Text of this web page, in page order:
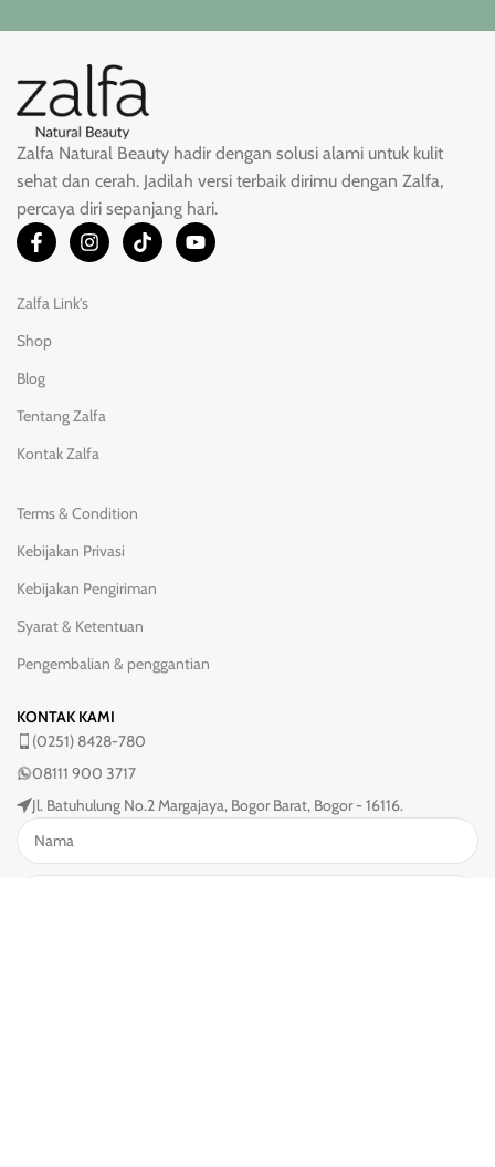
Zalfa Natural Beauty hadir dengan solusi alami untuk kulit
sehat dan cerah. Jadilah versi terbaik dirimu dengan Zalfa,
percaya diri sepanjang hari.
Zalfa Link's
Shop
Blog
Tentang Zalfa
Kontak Zalfa
Terms & Condition
Kebijakan Privasi
Kebijakan Pengiriman
Syarat & Ketentuan
Pengembalian & penggantian
KONTAK KAMI
(0251) 8428-780
08111 900 3717
Jl. Batuhulung No.2 Margajaya, Bogor Barat, Bogor - 16116.